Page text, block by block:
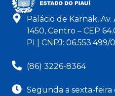
Palácio de Karnak,
1450, Centro – CEP
PI | CNPJ: 06.553.499/
(86) 3226-8364
Segunda a sexta-feira